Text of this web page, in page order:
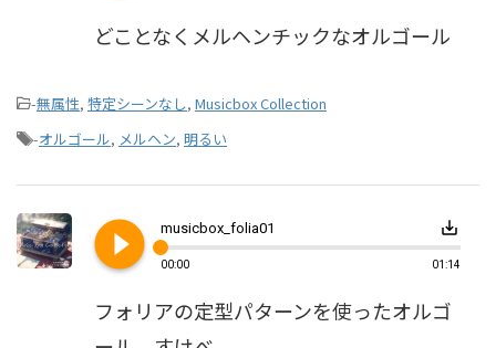
どことなくメルヘンチックなオルゴール
-無属性, 特定シーンなし, Musicbox Collection
-オルゴール, メルヘン, 明るい
play_circle_filled musicbox_folia01 save_alt
00:00 01:14
フォリアの定型パターンを使ったオルゴ